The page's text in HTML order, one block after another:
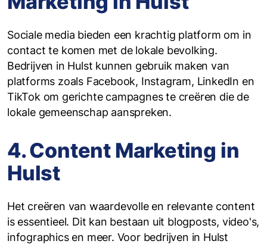
Sociale media bieden een krachtig platform om in
contact te komen met de lokale bevolking.
Bedrijven in Hulst kunnen gebruik maken van
platforms zoals Facebook, Instagram, LinkedIn en
TikTok om gerichte campagnes te creëren die de
lokale gemeenschap aanspreken.
4. Content Marketing in
Hulst
Het creëren van waardevolle en relevante content
is essentieel. Dit kan bestaan uit blogposts, video's,
infographics en meer. Voor bedrijven in Hulst